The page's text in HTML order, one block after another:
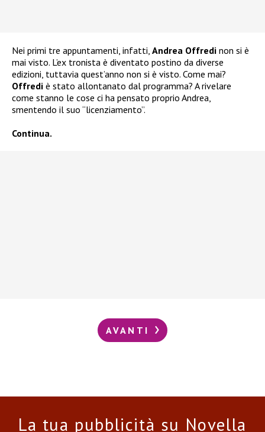
Nei primi tre appuntamenti, infatti, Andrea Offredi non si è
mai visto. L’ex tronista è diventato postino da diverse
edizioni, tuttavia quest’anno non si è visto. Come mai?
Offredi è stato allontanato dal programma? A rivelare
come stanno le cose ci ha pensato proprio Andrea,
smentendo il suo “licenziamento”.
Continua.
AVANTI
La tua pubblicità su Novella